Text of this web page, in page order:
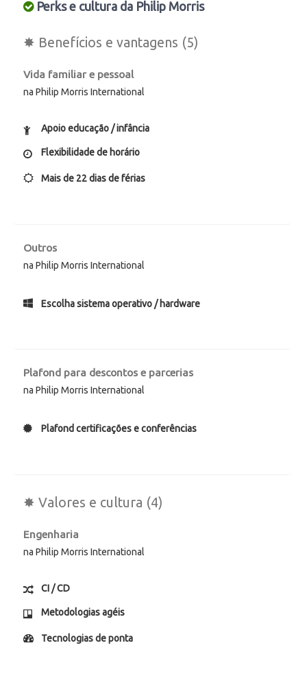
Perks e cultura da Philip Morris
✸ Benefícios e vantagens (5)
Vida familiar e pessoal
na Philip Morris International
Apoio educação / infância
Flexibilidade de horário
Mais de 22 dias de férias
Outros
na Philip Morris International
Escolha sistema operativo / hardware
Plafond para descontos e parcerias
na Philip Morris International
Plafond certificações e conferências
✸ Valores e cultura (4)
Engenharia
na Philip Morris International
CI / CD
Metodologias agéis
Tecnologias de ponta